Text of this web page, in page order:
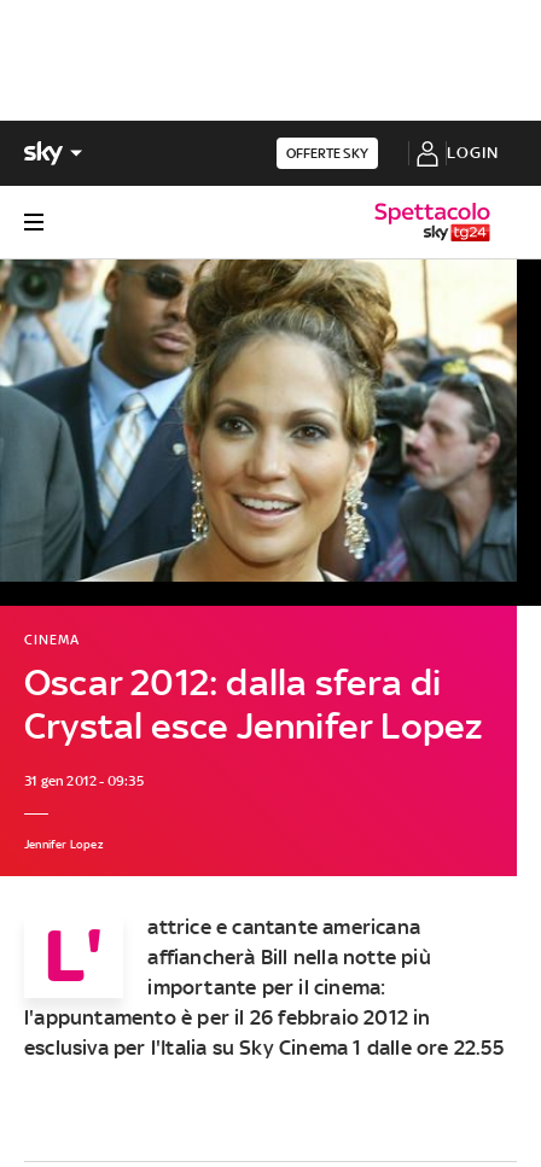
OFFERTE SKY LOGIN
Oscar 2012: dalla sfera di
Crystal esce Jennifer Lopez
CINEMA
31 gen 2012 - 09:35
Jennifer Lopez
L'
attrice e cantante americana
affiancherà Bill nella notte più
importante per il cinema:
l'appuntamento è per il 26 febbraio 2012 in
esclusiva per l'Italia su Sky Cinema 1 dalle ore 22.55